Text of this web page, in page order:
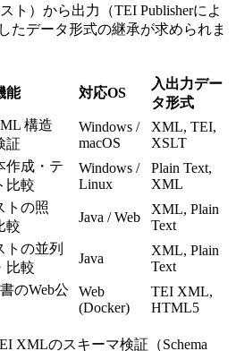
ト）から出力（TEI Publisherによ
たデータ形式の継承が求められま
能 対応OS
入出力デー
タ形式
構造
証
Windows /
macOS
XML, TEI,
XSLT
作成・テ
比較
Windows /
Linux
Plain Text,
XML
トの照
較
Java / Web
XML, Plain
Text
トの並列
比較
Java
XML, Plain
Text
のWeb公
Web
(Docker)
TEI XML,
HTML5
XMLのスキーマ検証（Schema